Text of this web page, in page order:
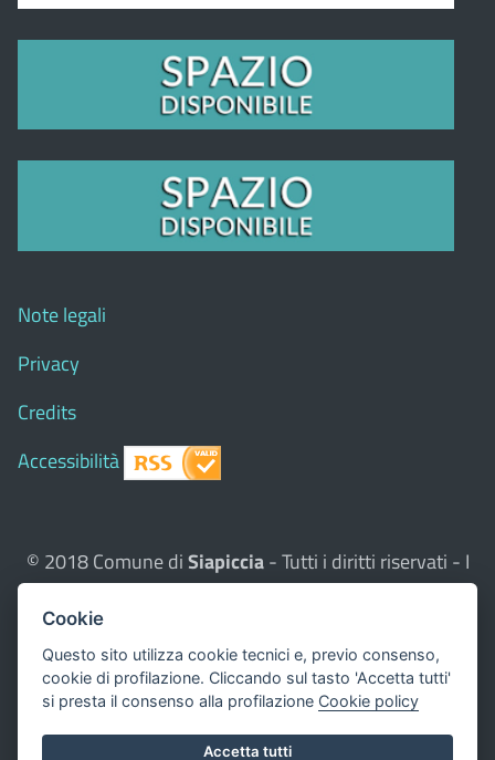
Note legali
Privacy
Credits
Accessibilità
© 2018 Comune diSiapiccia- Tutti i diritti riservati - I
contenuti del sito, testi e immagini sono di proprietà
del Comune - CMS:
Questo sito utilizza, nella versione per UTENTI CON
DISLESSIA,Biancoenero ®, una font italiana ad Alta
Leggibilità.
Cookie
Questo sito utilizza cookie tecnici e, previo consenso,
cookie di profilazione. Cliccando sul tasto 'Accetta tutti'
si presta il consenso alla profilazione Cookie policy
Accetta tutti